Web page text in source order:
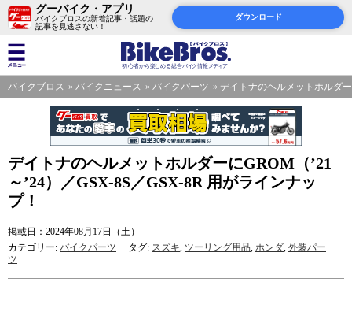
グーバイク・アプリ
バイクブロスの新着記事・話題の
記事を見逃さない！
ダウンロード
バイクブロス バイクニュース バイクパーツ デイトナのヘルメットホルダ
デイトナのヘルメットホルダーにGROM（’21
～’24）／GSX-8S／GSX-8R 用がラインナッ
プ！
掲載日：2024年08月17日（土）
カテゴリー: バイクパーツ タグ: スズキ, ツーリング用品, ホンダ, 外装パー
ツ